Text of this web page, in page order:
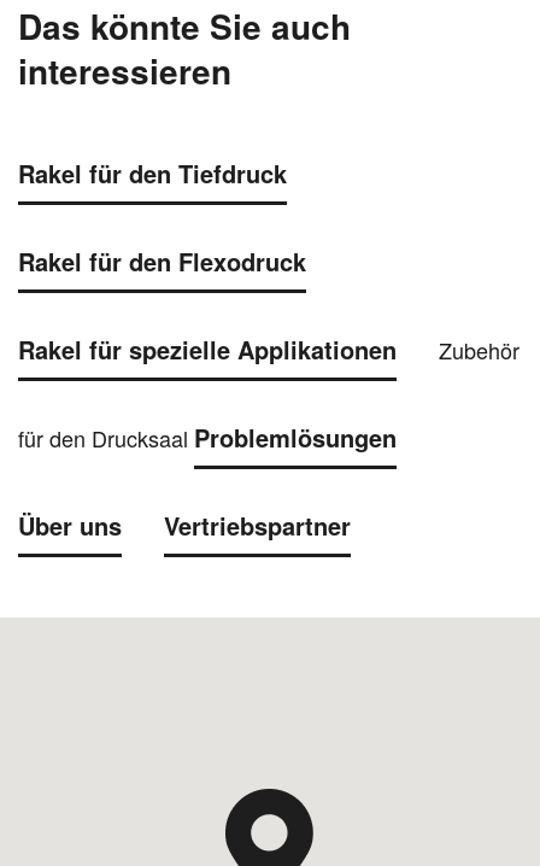
Das könnte Sie auch
interessieren
Rakel für den Tiefdruck
Rakel für den Flexodruck
Rakel für spezielle Applikationen Zubehör
für den Drucksaal Problemlösungen
Über uns Vertriebspartner